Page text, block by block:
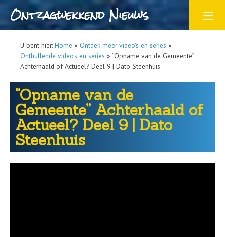
Ontzagwekkend Nieuws
U bent hier: Home » Ontdek meer video's en series »
Onthullende video's en series » “Opname van de Gemeente”
Achterhaald of Actueel? Deel 9 | Dato Steenhuis
“Opname van de
Gemeente” Achterhaald of
Actueel? Deel 9 | Dato
Steenhuis